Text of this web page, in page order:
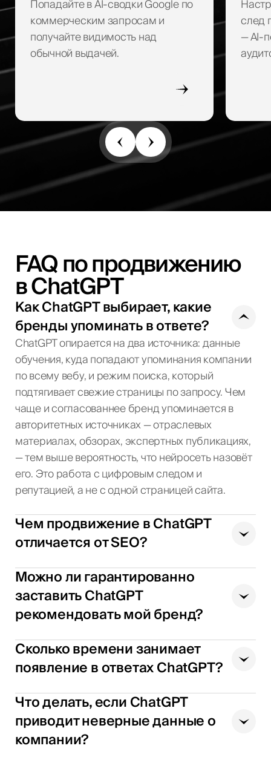
Попадайте в AI-сводки Google по
коммерческим запросам и
получайте видимость над
обычной выдачей.
след
— AI-
FAQ по продвижению
в ChatGPT
Как ChatGPT выбирает, какие
бренды упоминать в ответе?
ChatGPT опирается на два источника: данные
обучения, куда попадают упоминания компании
по всему вебу, и режим поиска, который
подтягивает свежие страницы по запросу. Чем
чаще и согласованнее бренд упоминается в
авторитетных источниках — отраслевых
материалах, обзорах, экспертных публикациях,
— тем выше вероятность, что нейросеть назовёт
его. Это работа с цифровым следом и
репутацией, а не с одной страницей сайта.
Чем продвижение в ChatGPT
отличается от SEO?
Можно ли гарантированно
заставить ChatGPT
рекомендовать мой бренд?
Сколько времени занимает
появление в ответах ChatGPT?
Что делать, если ChatGPT
приводит неверные данные о
компании?